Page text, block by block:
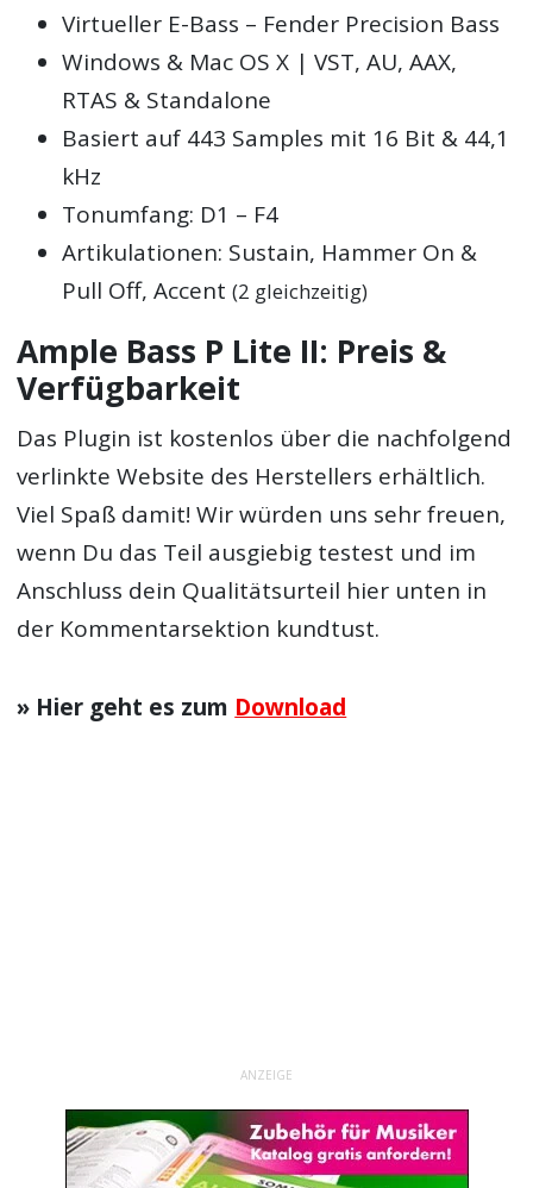
Virtueller E-Bass – Fender Precision Bass
Windows & Mac OS X | VST, AU, AAX,
RTAS & Standalone
Basiert auf 443 Samples mit 16 Bit & 44,1
kHz
Tonumfang: D1 – F4
Artikulationen: Sustain, Hammer On &
Pull Off, Accent(2 gleichzeitig)
Ample Bass P Lite II: Preis &
Verfügbarkeit
Das Plugin ist kostenlos über die nachfolgend
verlinkte Website des Herstellers erhältlich.
Viel Spaß damit! Wir würden uns sehr freuen,
wenn Du das Teil ausgiebig testest und im
Anschluss dein Qualitätsurteil hier unten in
der Kommentarsektion kundtust.
» Hier geht es zum Download
ANZEIGE